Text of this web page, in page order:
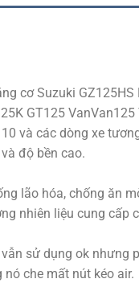
cơ Suzuki GZ125HS
GT125
và các dòng xe
độ bền cao.
lão hóa, chống ăn
nhiên liệu cung cấp
vẫn sử dụng ok nhưng
nó che mất nút kéo air.